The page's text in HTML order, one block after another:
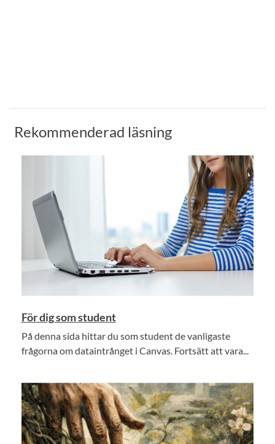
Rekommenderad läsning
För dig som student
På denna sida hittar du som student de vanligaste
frågorna om dataintrånget i Canvas. Fortsätt att vara...